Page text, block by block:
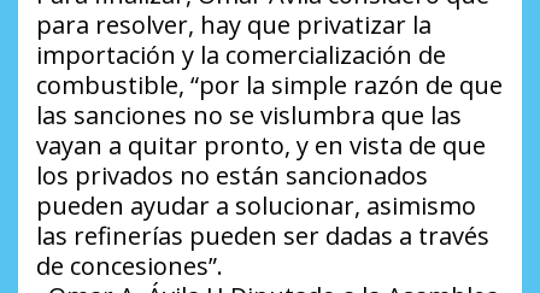
para resolver, hay que privatizar la
importación y la comercialización de
combustible, “por la simple razón de que
las sanciones no se vislumbra que las
vayan a quitar pronto, y en vista de que
los privados no están sancionados
pueden ayudar a solucionar, asimismo
las refinerías pueden ser dadas a través
de concesiones”.